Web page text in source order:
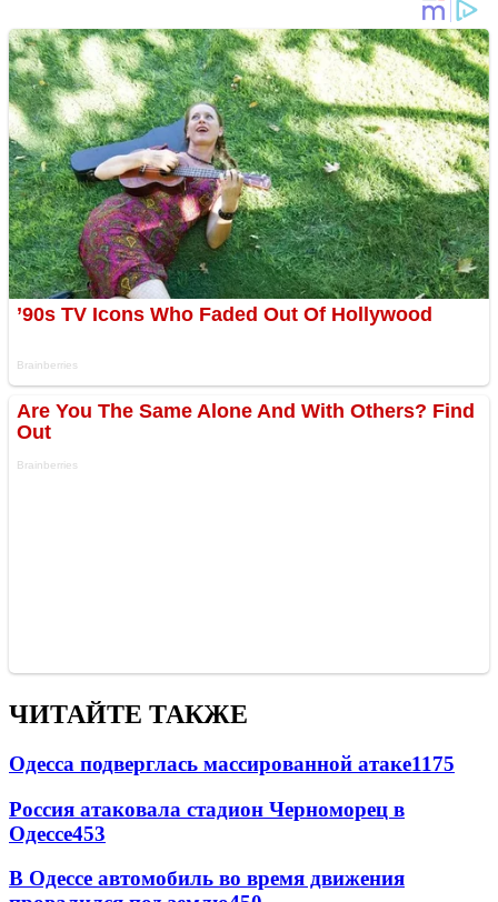
ЧИТАЙТЕ ТАКЖЕ
Одесса подверглась массированной атаке1175
Россия атаковала стадион Черноморец в
Одессе453
В Одессе автомобиль во время движения